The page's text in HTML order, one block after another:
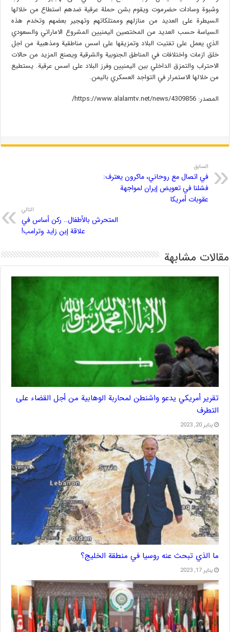
وشبوة وسادات حضرموت ويقوم بشن حملة عرقية ضدهم استطاع من خلالها
السيطرة على العديد من منازلهم وممتلكاتهم وتهجير بعضهم وتخدم هذه
السياسة حسب العديد من المختصين اليمنيين المشروع الاماراتي والسعودي
الذي يعمل على تفتيت البلاد وتمزيقها على اسس مناطقية ومذهبية من اجل
خلق ازمات واختلافات في المناطق الجنوبية والشرقية ويصنع المزيد من حالات
الاحتراب والتمزق الداخلي بين اليمنيين وفرز البلاد على اسس عرقية. يستطيع
من خلالها الاستمرار في التواجد العسكري باليمن.
المصدر: https://www.alalamtv.net/news/4309856/
السابق
في اتصال مع روحاني، ماكرون يعترف:
فشلنا في تعويض إيران لمواجهة
عقوبات أمريكا
التالي
المتحرش بالأطفال.. ركن أساس في
علاقة إبن زايد وترامب!
مقالات مشابهة
تقرير أمريكي يدعو واشنطن لمحاربة الوهابية من أجل القضاء على
التطرف
يناير 20, 2023
ما الذي تبحث عنه روسيا في منطقة الخليج؟
يناير 17, 2023